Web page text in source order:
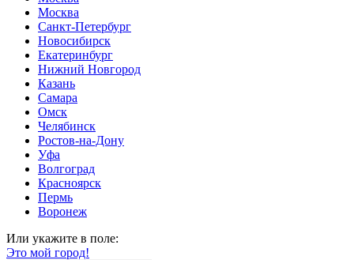
Москва
Санкт-Петербург
Новосибирск
Екатеринбург
Нижний Новгород
Казань
Самара
Омск
Челябинск
Ростов-на-Дону
Уфа
Волгоград
Красноярск
Пермь
Воронеж
Или укажите в поле:
Это мой город!